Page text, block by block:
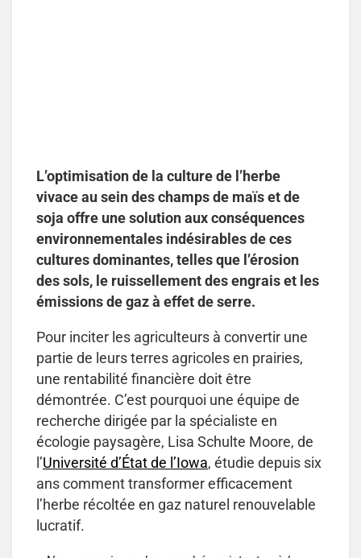
L’optimisation de la culture de l’herbe
vivace au sein des champs de maïs et de
soja offre une solution aux conséquences
environnementales indésirables de ces
cultures dominantes, telles que l’érosion
des sols, le ruissellement des engrais et les
émissions de gaz à effet de serre.
Pour inciter les agriculteurs à convertir une
partie de leurs terres agricoles en prairies,
une rentabilité financière doit être
démontrée. C’est pourquoi une équipe de
recherche dirigée par la spécialiste en
écologie paysagère, Lisa Schulte Moore, de
l’Université d’État de l’Iowa, étudie depuis six
ans comment transformer efficacement
l’herbe récoltée en gaz naturel renouvelable
lucratif.